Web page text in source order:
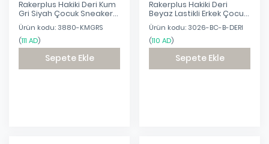
Rakerplus Hakiki Deri Kum
Gri Siyah Çocuk Sneakers
Spor Ayakkabı
Ürün kodu: 3880-KMGRS
(111 AD)
Sepete Ekle
Rakerplus Hakiki Deri
Beyaz Lastikli Erkek Çocuk
Günlük Ayakkabı
Ürün kodu: 3026-BC-B-DERI
(110 AD)
Sepete Ekle